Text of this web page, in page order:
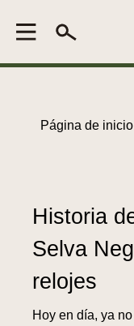
Página de
Historia
Selva
relojes
Hoy en día, ya